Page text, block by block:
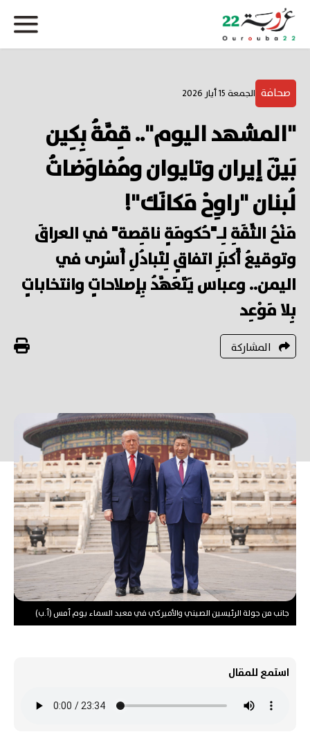
صحافة الجمعة 15 أيار 2026
"المشهد اليوم".. قِمَّةُ بِكِين
بَيْنَ إيران وتايوان ومُفاوَضاتُ
لُبنان "راوِحْ مَكانَك"!
مَنْحُ الثِّقَةِ لِـ"حُكومَةٍ ناقِصة" في العراقَ
وتوقيعُ أَكبَرِ اتفاقٍ لِتَبادُلِ أَسْرى في
اليمن.. وعباس يَتَعَهَّدُ بِإصلاحاتٍ وانتخاباتٍ
بِلا مَوْعِد
المشاركة
جانب من جولة الرئيسين الصيني والأميركي في معبد السماء يوم أمس (أ.ب)
استمع للمقال